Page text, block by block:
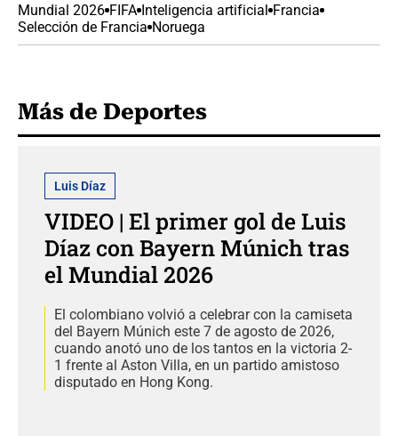
Mundial 2026 FIFA Inteligencia artificial Francia
Selección de Francia Noruega
Más de Deportes
Luis Díaz
VIDEO | El primer gol de Luis
Díaz con Bayern Múnich tras
el Mundial 2026
El colombiano volvió a celebrar con la camiseta
del Bayern Múnich este 7 de agosto de 2026,
cuando anotó uno de los tantos en la victoria 2-
1 frente al Aston Villa, en un partido amistoso
disputado en Hong Kong.